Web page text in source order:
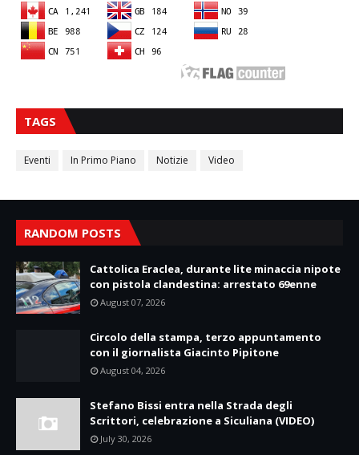
TAGS
Eventi In Primo Piano Notizie Video
RANDOM POSTS
Cattolica Eraclea, durante lite minaccia nipote
con pistola clandestina: arrestato 69enne
August 07, 2026
Circolo della stampa, terzo appuntamento
con il giornalista Giacinto Pipitone
August 04, 2026
Stefano Bissi entra nella Strada degli
Scrittori, celebrazione a Siculiana (VIDEO)
July 30, 2026